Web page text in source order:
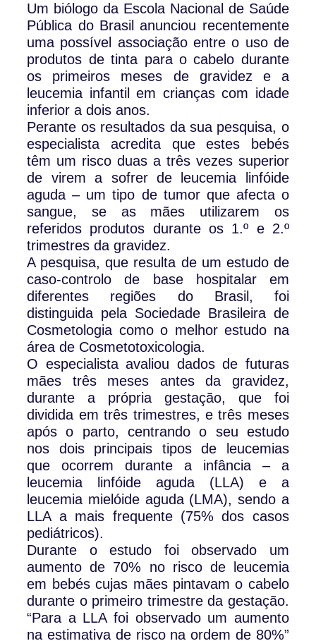
Um biólogo da Escola Nacional de Saúde
Pública do Brasil anunciou recentemente
uma possível associação entre o uso de
produtos de tinta para o cabelo durante
os primeiros meses de gravidez e a
leucemia infantil em crianças com idade
inferior a dois anos.
Perante os resultados da sua pesquisa, o
especialista acredita que estes bebés
têm um risco duas a três vezes superior
de virem a sofrer de leucemia linfóide
aguda – um tipo de tumor que afecta o
sangue, se as mães utilizarem os
referidos produtos durante os 1.º e 2.º
trimestres da gravidez.
A pesquisa, que resulta de um estudo de
caso-controlo de base hospitalar em
diferentes regiões do Brasil, foi
distinguida pela Sociedade Brasileira de
Cosmetologia como o melhor estudo na
área de Cosmetotoxicologia.
O especialista avaliou dados de futuras
mães três meses antes da gravidez,
durante a própria gestação, que foi
dividida em três trimestres, e três meses
após o parto, centrando o seu estudo
nos dois principais tipos de leucemias
que ocorrem durante a infância – a
leucemia linfóide aguda (LLA) e a
leucemia mielóide aguda (LMA), sendo a
LLA a mais frequente (75% dos casos
pediátricos).
Durante o estudo foi observado um
aumento de 70% no risco de leucemia
em bebés cujas mães pintavam o cabelo
durante o primeiro trimestre da gestação.
“Para a LLA foi observado um aumento
na estimativa de risco na ordem de 80%”